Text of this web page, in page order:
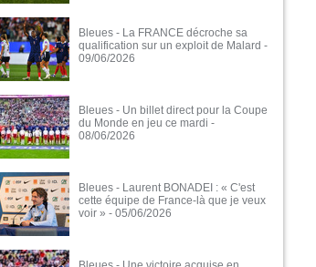
Bleues - La FRANCE décroche sa
qualification sur un exploit de Malard -
09/06/2026
Bleues - Un billet direct pour la Coupe
du Monde en jeu ce mardi -
08/06/2026
Bleues - Laurent BONADEI : « C'est
cette équipe de France-là que je veux
voir » - 05/06/2026